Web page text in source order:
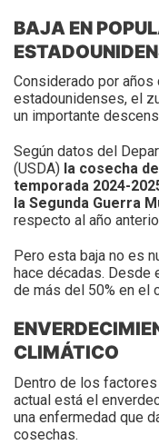
BAJA EN
Considerado por
estadounidenses, el
un importante
Según datos del
(USDA) la cosecha
temporada 2024-
la Segunda Guerra
respecto al año
Pero esta baja no es
hace décadas. Desde
de más del 50% en el
CLIMÁTICO
Dentro de los
actual está el
una enfermedad que
cosechas.